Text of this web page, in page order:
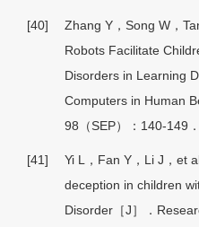
[40]
Zhang Y，Song W，
Robots Facilitate
Disorders in Learning
Computers in Human
98（SEP）：140-149．
[41]
Yi L，Fan Y，Li J，et
deception in children
Disorder［J］．